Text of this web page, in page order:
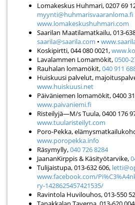
Lomakeskus Huhmari, 0207 69
myynti@huhmarisvaaranloma.fi
www.lomakeskushuhmari.com
Saarilan Maatilamatkailu, 013-
saarila@saarila.com •
Koskipirtti, 044 080 0021,
Lavalammen Lomamökit,0500-
Rauhalan lomamökit,040 911
Huiskuusi palvelut,
www.huiskuusi.net
Päiväniemen lomamökit, 0400
www.paivaniemi.fi
Risteilyjä—M/s Tuula, 0400 176
www.tuularisteilyt.com
Poro-Pekka,
www.poropekka.info
Räsymylly,040 726 8284
JaananKirppis & Käsityötarvike,
Tulijaistupa, 013-632 606,
www.facebook.com/
ry-1428625457421535/
Ravintola Huvilouhos, 013-550